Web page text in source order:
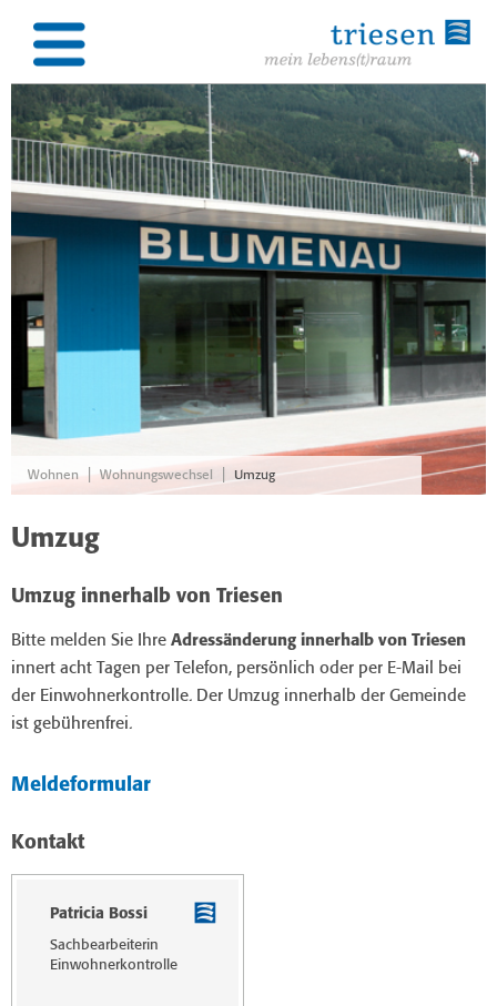
Wohnen Wohnungswechsel Umzug
Umzug
Umzug innerhalb von Triesen
Bitte melden Sie Ihre Adressänderung innerhalb von Triesen
innert acht Tagen per Telefon, persönlich oder per E-Mail bei
der Einwohnerkontrolle. Der Umzug innerhalb der Gemeinde
ist gebührenfrei.
Meldeformular
Kontakt
Patricia Bossi
Sachbearbeiterin
Einwohnerkontrolle